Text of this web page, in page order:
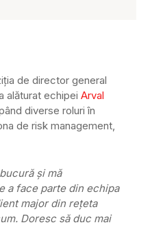
de director general
alăturat echipei Arval
diverse roluri în
de risk management,
și mă
a face parte din echipa
major din reţeta
Doresc să duc mai